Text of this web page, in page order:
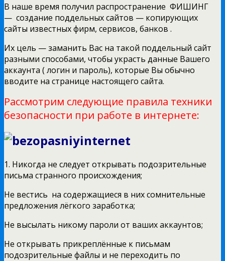
В наше время получил распространение ФИШИНГ
— создание поддельных сайтов — копирующих
сайты известных фирм, сервисов, банков .
Их цель — заманить Вас на такой поддельный сайт
разными способами, чтобы украсть данные Вашего
аккаунта ( логин и пароль), которые Вы обычно
вводите на странице настоящего сайта.
Рассмотрим следующие правила техники
безопасности при работе в интернете:
1. Никогда не следует открывать подозрительные
письма странного происхождения;
Не вестись на содержащиеся в них сомнительные
предложения лёгкого заработка;
Не высылать никому пароли от ваших аккаунтов;
Не открывать прикреплённые к письмам
подозрительные файлы и не переходить по